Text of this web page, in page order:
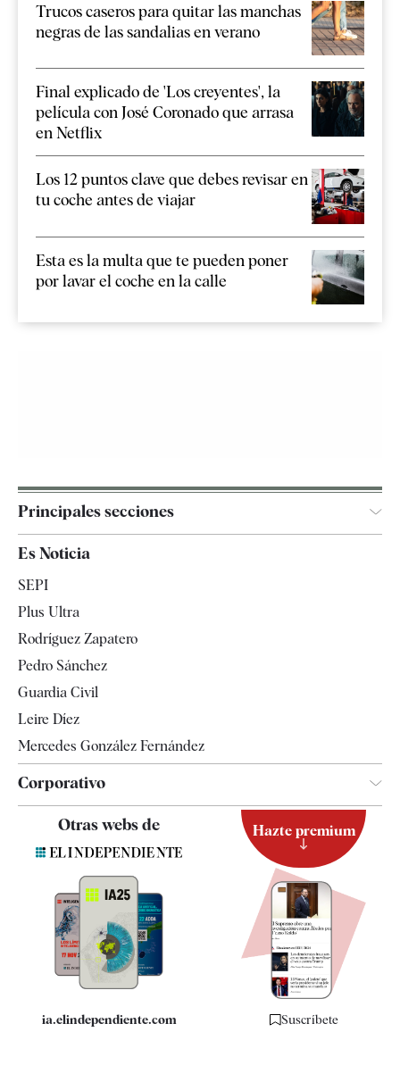
Trucos caseros para quitar las manchas
negras de las sandalias en verano
Final explicado de 'Los creyentes', la
película con José Coronado que arrasa
en Netflix
Los 12 puntos clave que debes revisar en
tu coche antes de viajar
Esta es la multa que te pueden poner
por lavar el coche en la calle
Principales secciones
España
Televisión
Es Noticia
SEPI
Plus Ultra
Rodríguez Zapatero
Pedro Sánchez
Guardia Civil
Leire Díez
Mercedes González Fernández
Corporativo
Contacto
Quiénes somos
Especificaciones
Otras webs de
ia.elindependiente.com
Hazte premium
Suscríbete